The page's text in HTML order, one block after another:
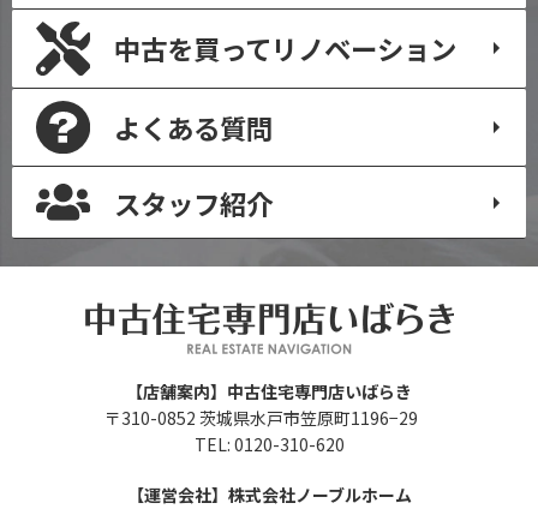
中古を買ってリノベーション
よくある質問
スタッフ紹介
【店舗案内】中古住宅専門店いばらき
〒310-0852 茨城県水戸市笠原町1196−29
TEL: 0120-310-620
【運営会社】株式会社ノーブルホーム